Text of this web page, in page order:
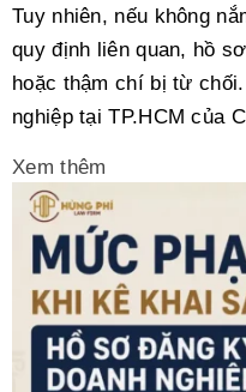
Tuy nhiên, nếu không
quy định liên quan, hồ
hoặc thậm chí bị từ
nghiệp tại TP.HCM của
Xem thêm